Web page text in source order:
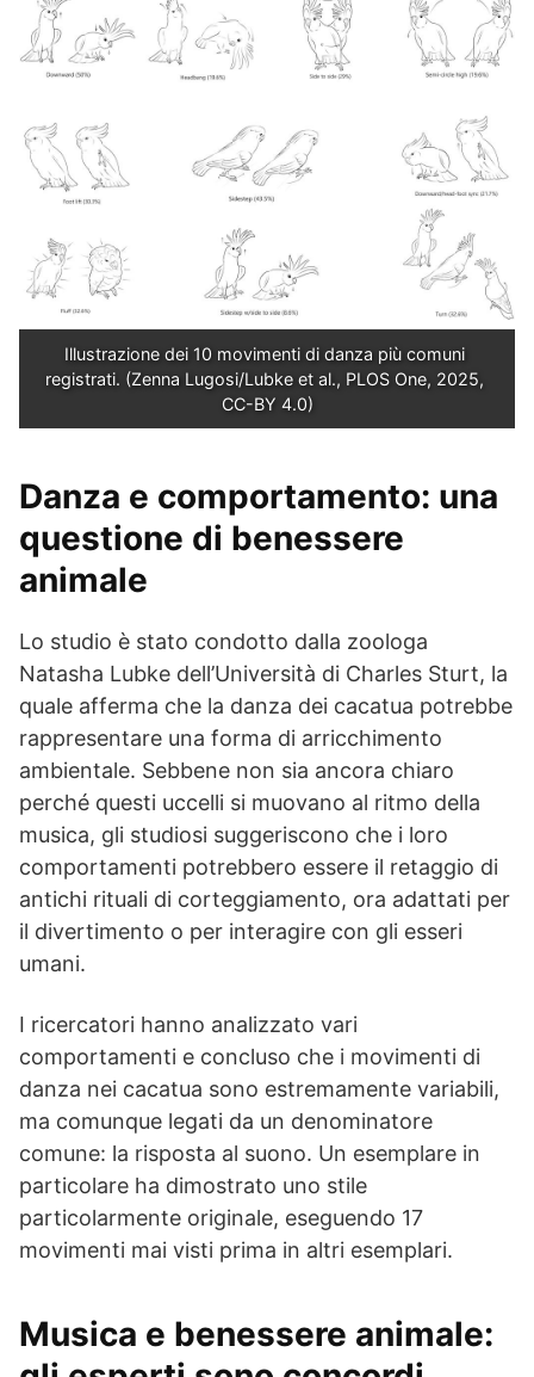
Illustrazione dei 10 movimenti di danza più comuni
registrati. (Zenna Lugosi/Lubke et al., PLOS One, 2025,
CC-BY 4.0)
Danza e comportamento: una
questione di benessere
animale
Lo studio è stato condotto dalla zoologa
Natasha Lubke dell’Università di Charles Sturt, la
quale afferma che la danza dei cacatua potrebbe
rappresentare una forma di arricchimento
ambientale. Sebbene non sia ancora chiaro
perché questi uccelli si muovano al ritmo della
musica, gli studiosi suggeriscono che i loro
comportamenti potrebbero essere il retaggio di
antichi rituali di corteggiamento, ora adattati per
il divertimento o per interagire con gli esseri
umani.
I ricercatori hanno analizzato vari
comportamenti e concluso che i movimenti di
danza nei cacatua sono estremamente variabili,
ma comunque legati da un denominatore
comune: la risposta al suono. Un esemplare in
particolare ha dimostrato uno stile
particolarmente originale, eseguendo 17
movimenti mai visti prima in altri esemplari.
Musica e benessere animale: